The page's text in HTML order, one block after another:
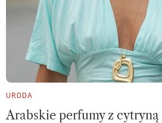
URODA
Arabskie perfumy z